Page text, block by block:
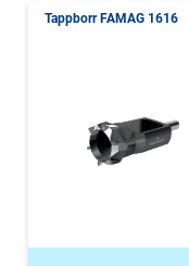
Tappborr FAMAG 1616